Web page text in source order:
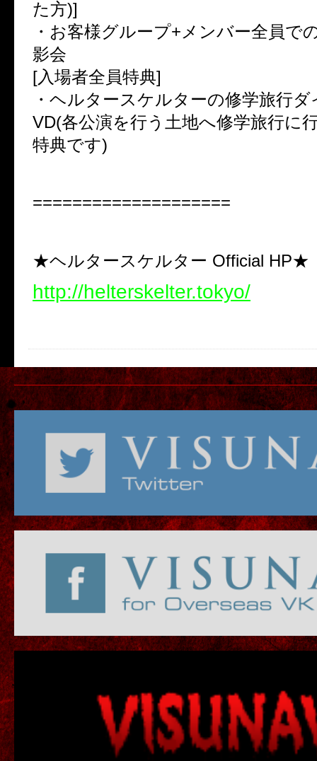
た方)]
・お客様グループ+メンバー全員で
影会
[入場者全員特典]
・ヘルタースケルターの修学旅行
VD(各公演を行う土地へ修学旅行に
特典です)
====================
★ヘルタースケルター Official HP★
http://helterskelter.tokyo/